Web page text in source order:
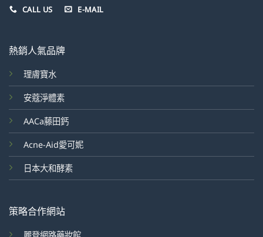
CALL US E-MAIL
熱銷人氣品牌
理膚寶水
安蔻淨體素
AACa藤田鈣
Acne-Aid愛可妮
日本大和酵素
策略合作網站